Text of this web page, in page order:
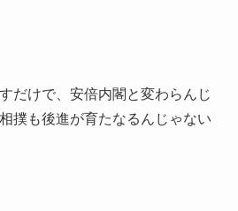
だけで、安倍内閣と変わらんじ
撲も後進が育たなるんじゃない